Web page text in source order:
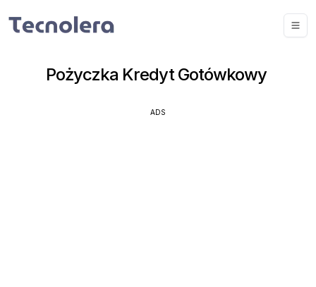
Pożyczka Kredyt Gotówkowy
ADS